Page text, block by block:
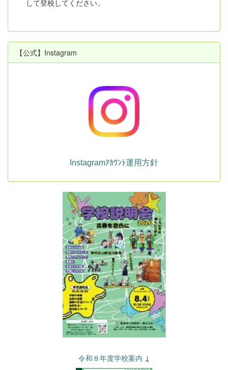
して登校してください。
【公式】Instagram
Instagramｱｶｳﾝﾄ運用方針
令和８年度学校案内 ↓